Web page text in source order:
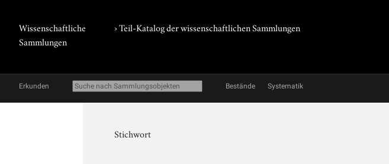
Wissenschaftliche
Sammlungen
› Teil-Katalog der wissenschaftlichen Sammlungen
Erkunden Bestände Systematik
Stichwort